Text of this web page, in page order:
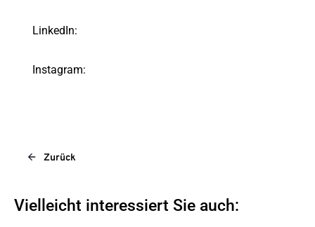
LinkedIn:
Instagram:
Zurück
Vielleicht interessiert Sie auch: